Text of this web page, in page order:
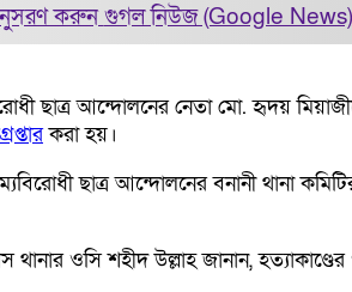
করুনগুগল নিউজ (Google News)
ছাত্র আন্দোলনের নেতা মো. হৃদয়
করা হয়।
ছাত্র আন্দোলনের বনানী থানা
ওসি শহীদ উল্লাহ জানান,